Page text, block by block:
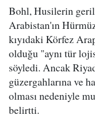
Bohl, Husilerin
Arabistan'ın
kıyıdaki Körfez
olduğu "aynı tür
söyledi. Ancak
güzergahlarına ve
olması nedeniyle
belirtti.